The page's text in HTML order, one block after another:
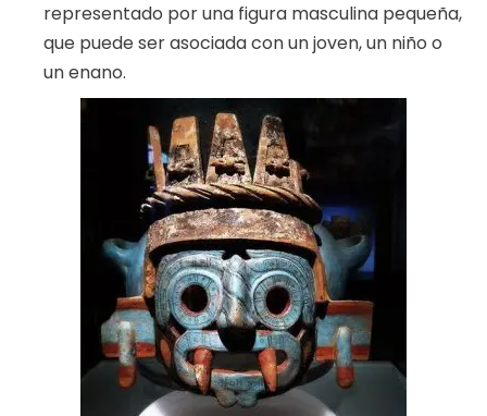
representado por una figura masculina pequeña,
que puede ser asociada con un joven, un niño o
un enano.